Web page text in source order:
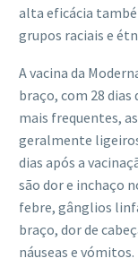
alta eficácia
grupos raciais e
A vacina da
braço, com 28
mais frequentes,
geralmente
dias após a
são dor e inchaço
febre, gânglios
braço, dor de
náuseas e vómitos.